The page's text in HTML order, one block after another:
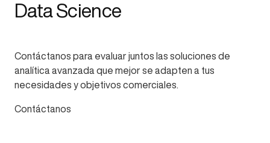
Data Science
Contáctanos para evaluar juntos las soluciones de
analítica avanzada que mejor se adapten a tus
necesidades y objetivos comerciales.
Contáctanos